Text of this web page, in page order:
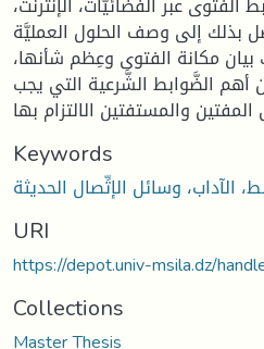
بذلك إلى وصف الحلول العمليَّة
مكانة الفتوى وعِظم شأنها،
الضَّوابط الشَّرعية التي يجب
Keywords
URI
https://depot.univ-msila.dz/
Collections
Master Thesis